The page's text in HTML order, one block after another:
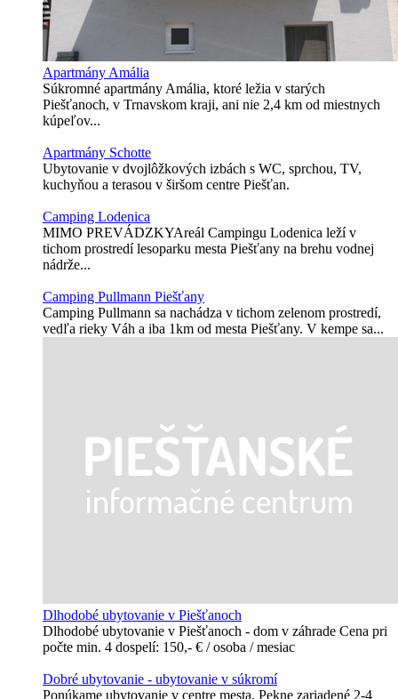
Apartmány Amália
Súkromné apartmány Amália, ktoré ležia v starých
Piešťanoch, v Trnavskom kraji, ani nie 2,4 km od miestnych
kúpeľov...
Apartmány Schotte
Ubytovanie v dvojlôžkových izbách s WC, sprchou, TV,
kuchyňou a terasou v širšom centre Piešťan.
Camping Lodenica
MIMO PREVÁDZKYAreál Campingu Lodenica leží v
tichom prostredí lesoparku mesta Piešťany na brehu vodnej
nádrže...
Camping Pullmann Piešťany
Camping Pullmann sa nachádza v tichom zelenom prostredí,
vedľa rieky Váh a iba 1km od mesta Piešťany. V kempe sa...
Dlhodobé ubytovanie v Piešťanoch
Dlhodobé ubytovanie v Piešťanoch - dom v záhrade Cena pri
počte min. 4 dospelí: 150,- € / osoba / mesiac
Dobré ubytovanie - ubytovanie v súkromí
Ponúkame ubytovanie v centre mesta, Pekne zariadené 2-4